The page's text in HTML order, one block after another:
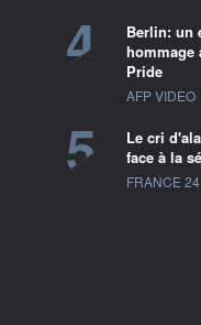
4
Berlin: un
hommage
Pride
information
AFP VIDEO
5
Le cri
face à la
information
FRANCE 24